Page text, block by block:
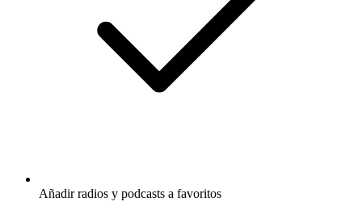
Añadir radios y podcasts a favoritos